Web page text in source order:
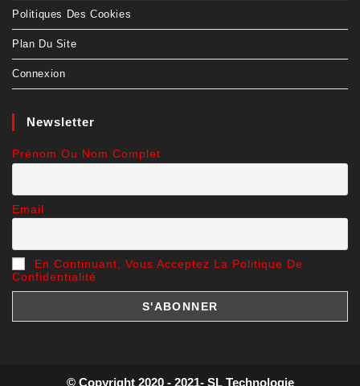
Politiques Des Cookies
Plan Du Site
Connexion
Newsletter
Prénom Ou Nom Complet
Email
En Continuant, Vous Acceptez La Politique De
Confidentialité
© Copyright 2020 - 2021- SL Technologie